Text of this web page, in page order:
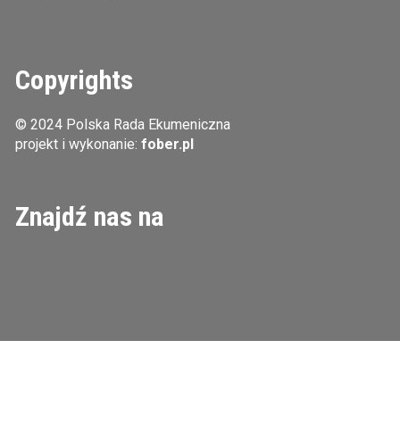
Copyrights
© 2024 Polska Rada Ekumeniczna
projekt i wykonanie: fober.pl
Znajdź nas na